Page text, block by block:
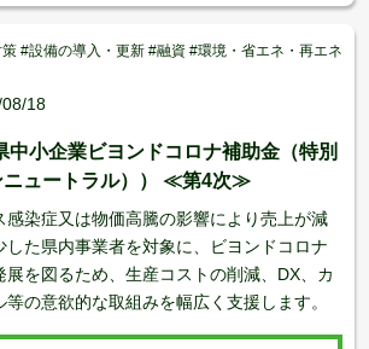
#設備の導入・更新 #融資 #環境・省エネ・再エネ
18
中小企業ビヨンドコロナ補助金（特別
ニュートラル）） ≪第4次≫
感染症又は物価高騰の影響により売上が減
した県内事業者を対象に、ビヨンドコロナ
展を図るため、生産コストの削減、DX、カ
の意欲的な取組みを幅広く支援します。